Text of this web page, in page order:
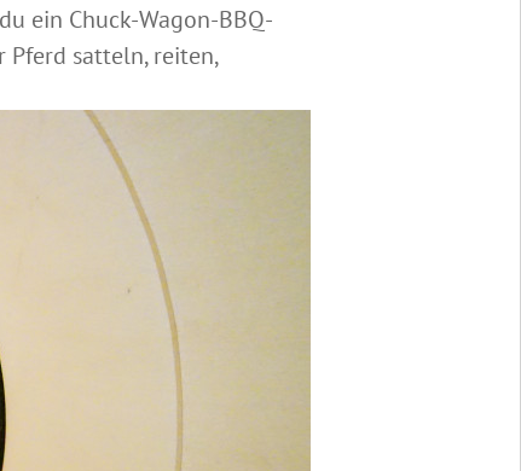
ein Chuck-Wagon-BBQ-
Pferd satteln, reiten,